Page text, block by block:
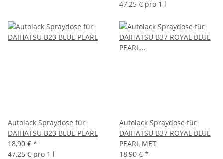
47,25 € pro 1 l
Autolack Spraydose für
DAIHATSU B23 BLUE PEARL
18,90 € *
47,25 € pro 1 l
Autolack Spraydose für
DAIHATSU B37 ROYAL BLUE
PEARL MET
18,90 € *